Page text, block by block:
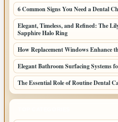
6 Common Signs You Need a Dental
Elegant, Timeless, and Refined: The
Sapphire Halo Ring
How Replacement Windows Enhance
Elegant Bathroom Surfacing Systems
The Essential Role of Routine Dental